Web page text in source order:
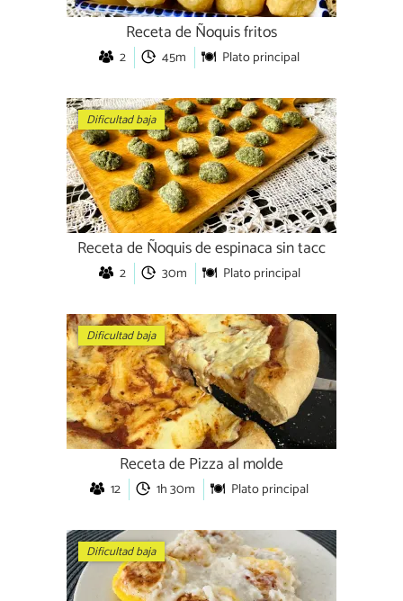
Receta de Ñoquis fritos
2 45m Plato principal
Dificultad baja
Receta de Ñoquis de espinaca sin tacc
2 30m Plato principal
Dificultad baja
Receta de Pizza al molde
12 1h 30m Plato principal
Dificultad baja